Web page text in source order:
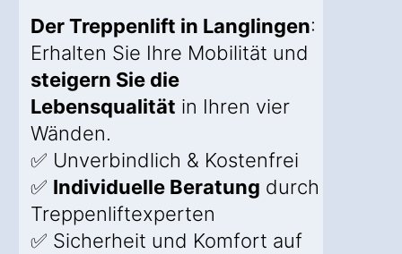
Der Treppenlift in Langlingen:
Erhalten Sie Ihre Mobilität und
steigern Sie die
Lebensqualität in Ihren vier
Wänden.
✅ Unverbindlich & Kostenfrei
✅ Individuelle Beratung durch
Treppenliftexperten
✅ Sicherheit und Komfort auf